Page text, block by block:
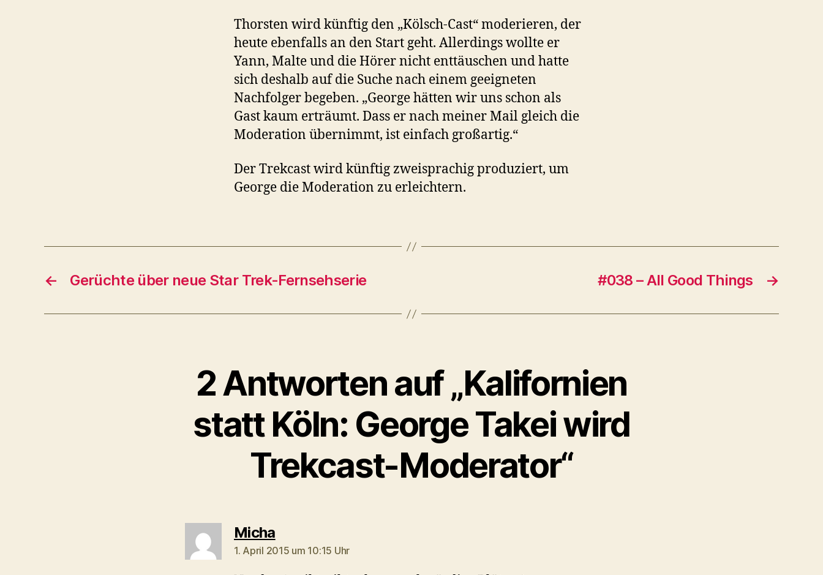
Thorsten wird künftig den „Kölsch-Cast“ moderieren, der
heute ebenfalls an den Start geht. Allerdings wollte er
Yann, Malte und die Hörer nicht enttäuschen und hatte
sich deshalb auf die Suche nach einem geeigneten
Nachfolger begeben. „George hätten wir uns schon als
Gast kaum erträumt. Dass er nach meiner Mail gleich die
Moderation übernimmt, ist einfach großartig.“
Der Trekcast wird künftig zweisprachig produziert, um
George die Moderation zu erleichtern.
← Gerüchte über neue Star Trek-Fernsehserie →
#038 – All Good Things
2 Antworten auf „Kalifornien
statt Köln: George Takei wird
Trekcast-Moderator“
Michasagt:
1. April 2015 um 10:15 Uhr